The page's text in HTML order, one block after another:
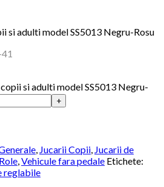
si adulti model SS5013 Negru-Rosu
si adulti model SS5013 Negru-
, Jucarii Copii, Jucarii de
Role,Vehicule fara pedale Etichete:
reglabile